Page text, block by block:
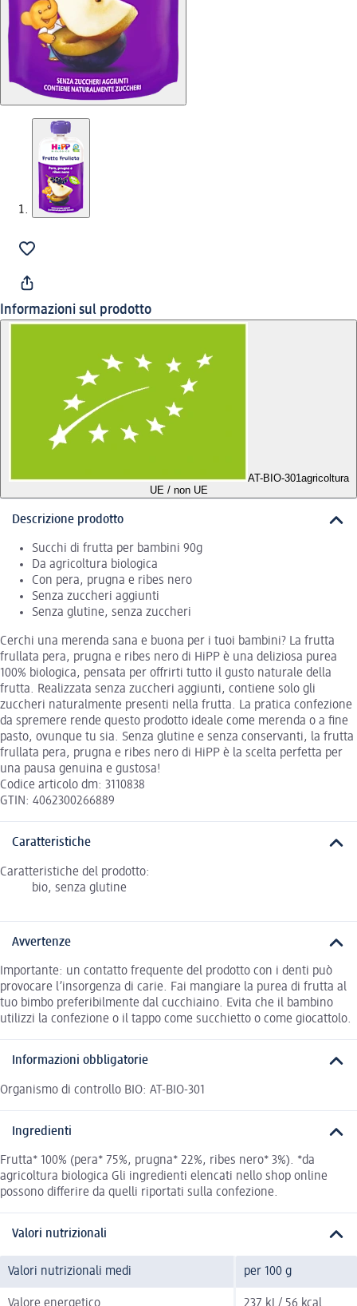
Informazioni sul prodotto
AT-BIO-301agricoltura
UE / non UE
Descrizione prodotto
Succhi di frutta per bambini 90g
Da agricoltura biologica
Con pera, prugna e ribes nero
Senza zuccheri aggiunti
Senza glutine, senza zuccheri
Cerchi una merenda sana e buona per i tuoi bambini? La frutta
frullata pera, prugna e ribes nero di HiPP è una deliziosa purea
100% biologica, pensata per offrirti tutto il gusto naturale della
frutta. Realizzata senza zuccheri aggiunti, contiene solo gli
zuccheri naturalmente presenti nella frutta. La pratica confezione
da spremere rende questo prodotto ideale come merenda o a fine
pasto, ovunque tu sia. Senza glutine e senza conservanti, la frutta
frullata pera, prugna e ribes nero di HiPP è la scelta perfetta per
una pausa genuina e gustosa!
Codice articolo dm: 3110838
GTIN: 4062300266889
Caratteristiche
Caratteristiche del prodotto:
bio, senza glutine
Avvertenze
Importante: un contatto frequente del prodotto con i denti può
provocare l’insorgenza di carie. Fai mangiare la purea di frutta al
tuo bimbo preferibilmente dal cucchiaino. Evita che il bambino
utilizzi la confezione o il tappo come succhietto o come giocattolo.
Informazioni obbligatorie
Organismo di controllo BIO: AT-BIO-301
Ingredienti
Frutta* 100% (pera* 75%, prugna* 22%, ribes nero* 3%). *da
agricoltura biologica Gli ingredienti elencati nello shop online
possono differire da quelli riportati sulla confezione.
Valori nutrizionali
Valori nutrizionali medi per 100 g
Valore energetico 237 kJ / 56 kcal